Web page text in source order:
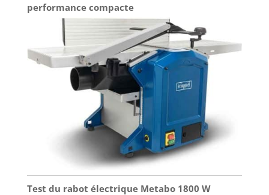
performance compacte
Test du rabot électrique Metabo 1800 W